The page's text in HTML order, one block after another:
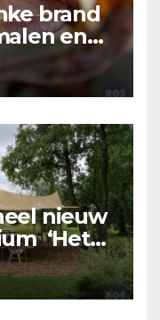
brand
en
nieuw
‘Het
D’n